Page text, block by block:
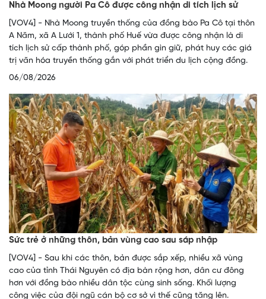
Nhà Moong người Pa Cô được công nhận di tích lịch sử
[VOV4] - Nhà Moong truyền thống của đồng bào Pa Cô tại thôn
A Năm, xã A Lưới 1, thành phố Huế vừa được công nhận là di
tích lịch sử cấp thành phố, góp phần gìn giữ, phát huy các giá
trị văn hóa truyền thống gắn với phát triển du lịch cộng đồng.
06/08/2026
Sức trẻ ở những thôn, bản vùng cao sau sáp nhập
[VOV4] - Sau khi các thôn, bản được sắp xếp, nhiều xã vùng
cao của tỉnh Thái Nguyên có địa bàn rộng hơn, dân cư đông
hơn với đồng bào nhiều dân tộc cùng sinh sống. Khối lượng
công việc của đội ngũ cán bộ cơ sở vì thế cũng tăng lên.